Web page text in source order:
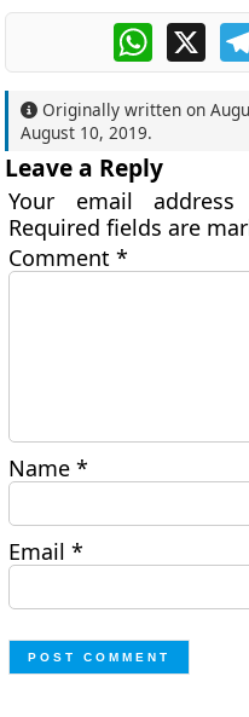
WhatsApp
X
Originally written on
August 10, 2019.
Leave a Reply
Your email
Required fields are
Comment*
Name*
Email*